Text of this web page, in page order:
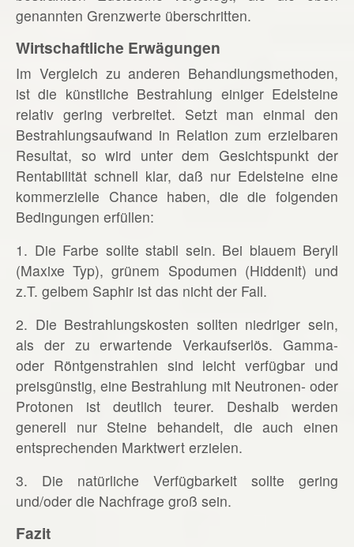
genannten Grenzwerte überschritten.
Wirtschaftliche Erwägungen
Im Vergleich zu anderen Behandlungsmethoden,
ist die künstliche Bestrahlung einiger Edelsteine
relativ gering verbreitet. Setzt man einmal den
Bestrahlungsaufwand in Relation zum erzielbaren
Resultat, so wird unter dem Gesichtspunkt der
Rentabilität schnell klar, daß nur Edelsteine eine
kommerzielle Chance haben, die die folgenden
Bedingungen erfüllen:
1. Die Farbe sollte stabil sein. Bei blauem Beryll
(Maxixe Typ), grünem Spodumen (Hiddenit) und
z.T. gelbem Saphir ist das nicht der Fall.
2. Die Bestrahlungskosten sollten niedriger sein,
als der zu erwartende Verkaufserlös. Gamma-
oder Röntgenstrahlen sind leicht verfügbar und
preisgünstig, eine Bestrahlung mit Neutronen- oder
Protonen ist deutlich teurer. Deshalb werden
generell nur Steine behandelt, die auch einen
entsprechenden Marktwert erzielen.
3. Die natürliche Verfügbarkeit sollte gering
und/oder die Nachfrage groß sein.
Fazit